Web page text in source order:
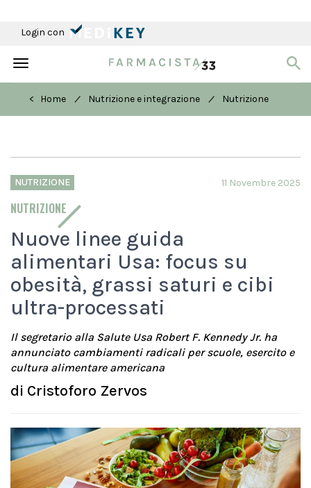
Login con
Toggle
< Home
/ Nutrizione e integrazione / Nutrizione
NUTRIZIONE
NUTRIZIONE
11 Novembre 2025
Nuove linee guida
alimentari Usa: focus su
obesità, grassi saturi e cibi
ultra-processati
Il segretario alla Salute Usa Robert F. Kennedy Jr. ha
annunciato cambiamenti radicali per scuole, esercito e
cultura alimentare americana
di Cristoforo Zervos